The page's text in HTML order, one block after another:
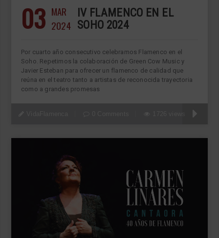
03 MAR
2024
IV FLAMENCO EN EL
SOHO 2024
Por cuarto año consecutivo celebramos Flamenco en el
Soho. Repetimos la colaboración de Green Cow Music y
Javier Esteban para ofrecer un flamenco de calidad que
reúna en el teatro tanto a artistas de reconocida trayectoria
como a grandes promesas